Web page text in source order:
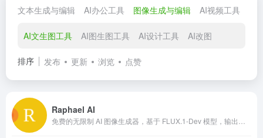
文本生成与编辑 AI办公工具 图像生成与编辑 AI视频工具
AI文生图工具 AI图生图工具 AI设计工具 AI改图
排序 发布 更新 浏览 点赞
Raphael AI